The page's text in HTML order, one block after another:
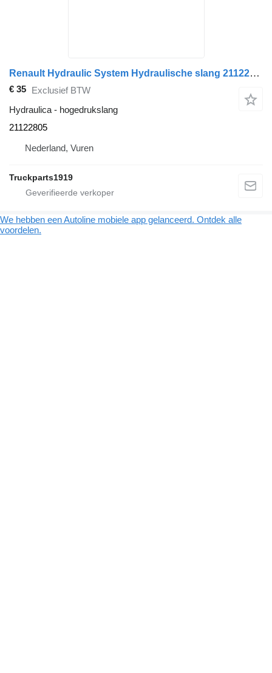
Renault Hydraulic System Hydraulische slang 21122805 hogedrukslang voor vrachtwagen
€ 35 Exclusief BTW
Hydraulica - hogedrukslang
21122805
Nederland, Vuren
Truckparts1919
We hebben een Autoline mobiele app gelanceerd. Ontdek alle
voordelen.